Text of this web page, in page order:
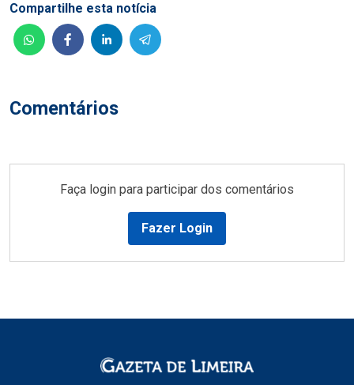
Comentários
Compartilhe esta notícia
Faça login para participar dos comentários
Fazer Login